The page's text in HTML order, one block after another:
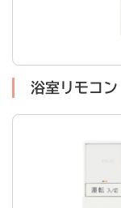
浴室リモコン